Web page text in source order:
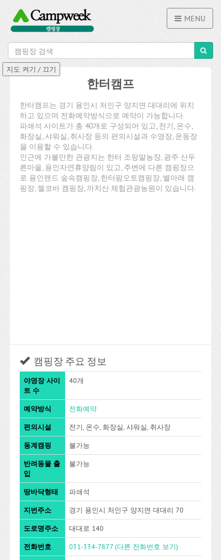
MENU
한터캠프
한터캠프는 경기 용인시 처인구 양지면 대대리에 위치
하고 있으며 전화예약방식으로 예약이 가능합니다.
파쇄석 사이트가 총 40개로 구성되어 있고, 전기, 온수,
화장실, 샤워실, 취사장 등의 편의시설과 수영장, 운동장
을 이용할 수 있습니다.
인근에 가볼만한 관광지는 한터 조랑말농장, 광주 산두
른마을, 용인자연휴양림이 있고, 주변에 다른 캠핑장으
로 용인랜드 숲속캠핑장, 한터팜오토캠핑장, 별아래 캠
핑장, 젤코바 캠핑장, 까치산 체험관광농원이 있습니다.
캠핑장 주요 정보
야영장 사이
트 수
40개
예약방식 전화예약
편의시설 전기, 온수, 화장실, 샤워실, 취사장
동계캠핑 불가능
반려동물 출
입
불가능
땅바닥형태 파쇄석
지번주소 경기 용인시 처인구 양지면 대대리 70
도로명주소 대대로 140
전화번호 031-334-7877 (다른 전화번호 보기)